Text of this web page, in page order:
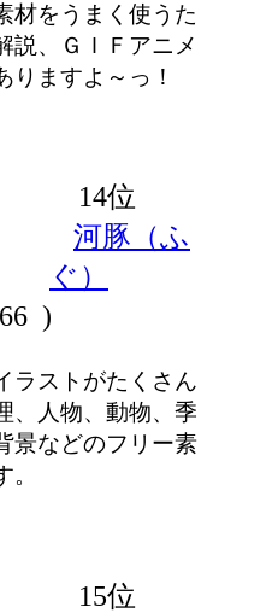
材をうまく使うた
説、ＧＩＦアニメ
りますよ～っ！
14位
河豚（ふ
ぐ）
)
ラストがたくさん
、人物、動物、季
景などのフリー素
15位